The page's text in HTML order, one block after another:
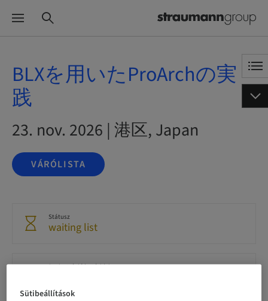
BLXを用いたProArchの実
践
23. nov. 2026 | 港区, Japan
VÁRÓLISTA
Státusz
waiting list
Regisztráció határideje
Sütibeállítások